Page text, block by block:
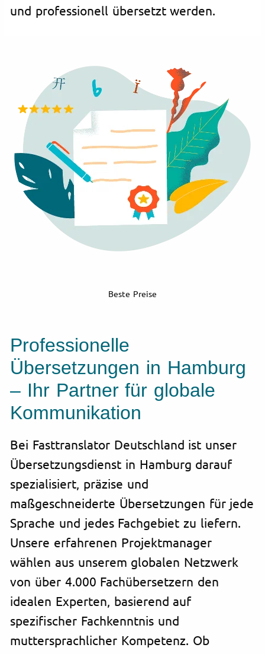
und professionell übersetzt werden.
Beste Preise
Professionelle
Übersetzungen in Hamburg
– Ihr Partner für globale
Kommunikation
Bei Fasttranslator Deutschland ist unser
Übersetzungsdienst in Hamburg darauf
spezialisiert, präzise und
maßgeschneiderte Übersetzungen für jede
Sprache und jedes Fachgebiet zu liefern.
Unsere erfahrenen Projektmanager
wählen aus unserem globalen Netzwerk
von über 4.000 Fachübersetzern den
idealen Experten, basierend auf
spezifischer Fachkenntnis und
muttersprachlicher Kompetenz. Ob